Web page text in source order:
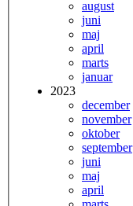
august
juni
maj
april
marts
januar
2023
december
november
oktober
september
juni
maj
april